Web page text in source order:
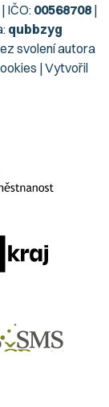
IČO:00568708|
qubbzyg
svolení autora
| Vytvořil